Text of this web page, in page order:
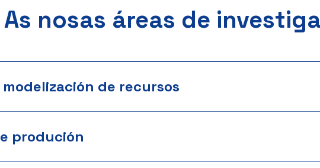
As nosas áreas de
de recursos
produción